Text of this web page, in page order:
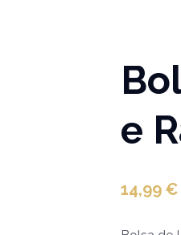
e
14,99 €